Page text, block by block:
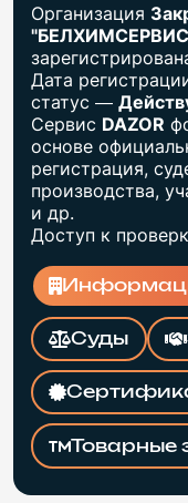
Организация
Дата
статус —
Сервис DAZOR
основе
регистрация,
производства,
и др.
Доступ к
Суды
Товарные